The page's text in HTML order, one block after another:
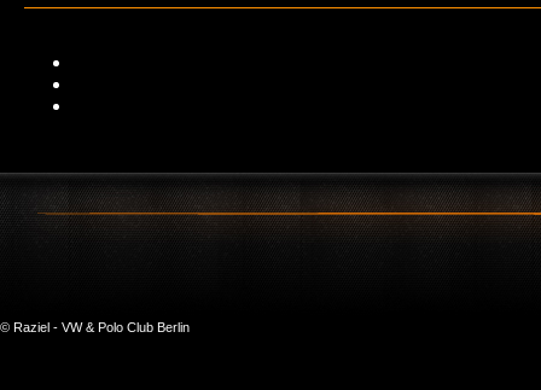
© Raziel - VW & Polo Club Berlin